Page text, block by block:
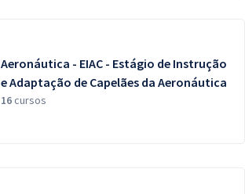
Aeronáutica - EIAC - Estágio de Instrução
e Adaptação de Capelães da Aeronáutica
16cursos